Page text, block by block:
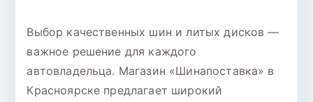
Выбор качественных шин и литых дисков —
важное решение для каждого
автовладельца. Магазин «Шинапоставка» в
Красноярске предлагает широкий